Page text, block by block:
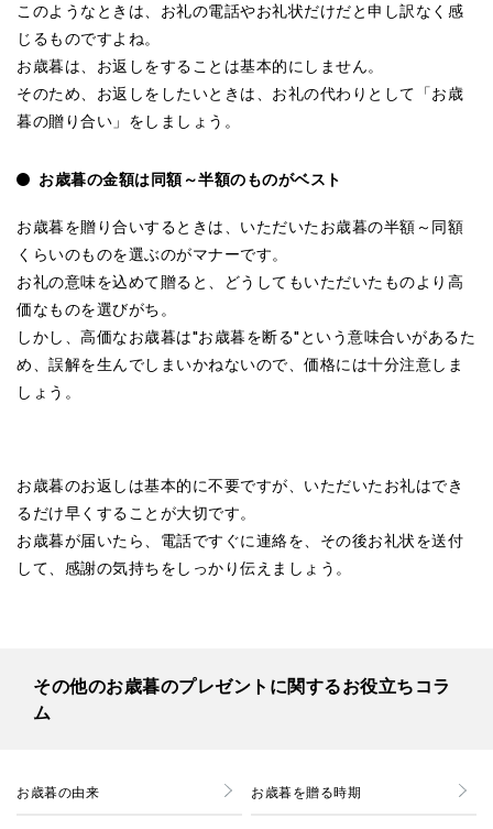
このようなときは、お礼の電話やお礼状だけだと申し訳なく感
じるものですよね。
お歳暮は、お返しをすることは基本的にしません。
そのため、お返しをしたいときは、お礼の代わりとして「お歳
暮の贈り合い」をしましょう。
お歳暮の金額は同額～半額のものがベスト
お歳暮を贈り合いするときは、いただいたお歳暮の半額～同額
くらいのものを選ぶのがマナーです。
お礼の意味を込めて贈ると、どうしてもいただいたものより高
価なものを選びがち。
しかし、高価なお歳暮は"お歳暮を断る"という意味合いがあるた
め、誤解を生んでしまいかねないので、価格には十分注意しま
しょう。
お歳暮のお返しは基本的に不要ですが、いただいたお礼はでき
るだけ早くすることが大切です。
お歳暮が届いたら、電話ですぐに連絡を、その後お礼状を送付
して、感謝の気持ちをしっかり伝えましょう。
その他のお歳暮のプレゼントに関するお役立ちコラ
ム
お歳暮の由来 お歳暮を贈る時期